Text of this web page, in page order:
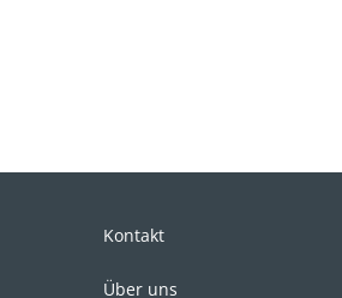
Kontakt
Über uns